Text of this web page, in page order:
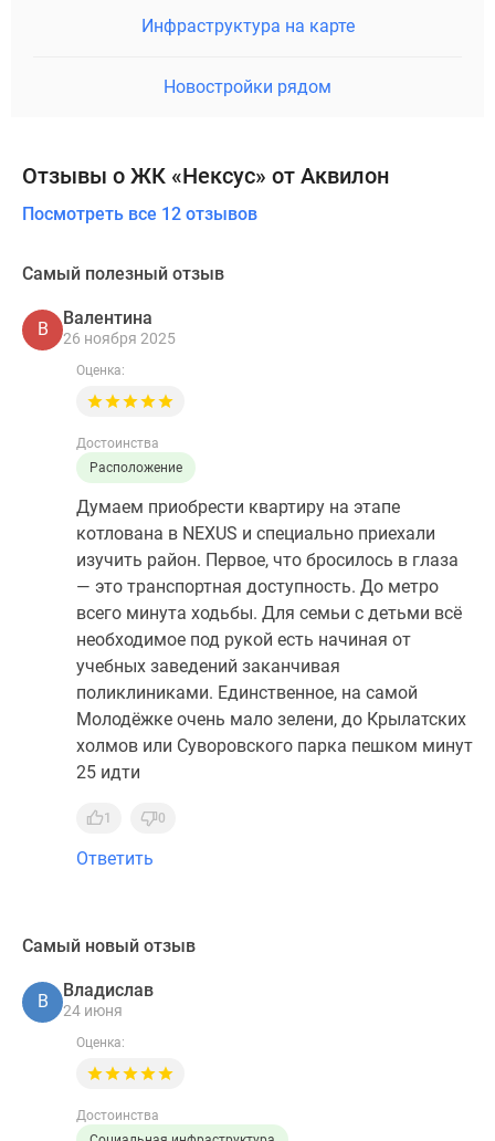
Инфраструктура на карте
Новостройки рядом
Отзывы о ЖК «Нексус» от Аквилон
Посмотреть все 12 отзывов
Самый полезный отзыв
В
Валентина
26 ноября 2025
Оценка:
Достоинства
Расположение
Думаем приобрести квартиру на этапе
котлована в NEXUS и специально приехали
изучить район. Первое, что бросилось в глаза
— это транспортная доступность. До метро
всего минута ходьбы. Для семьи с детьми всё
необходимое под рукой есть начиная от
учебных заведений заканчивая
поликлиниками. Единственное, на самой
Молодёжке очень мало зелени, до Крылатских
холмов или Суворовского парка пешком минут
25 идти
1 0
Ответить
Самый новый отзыв
В
Владислав
24 июня
Оценка:
Достоинства